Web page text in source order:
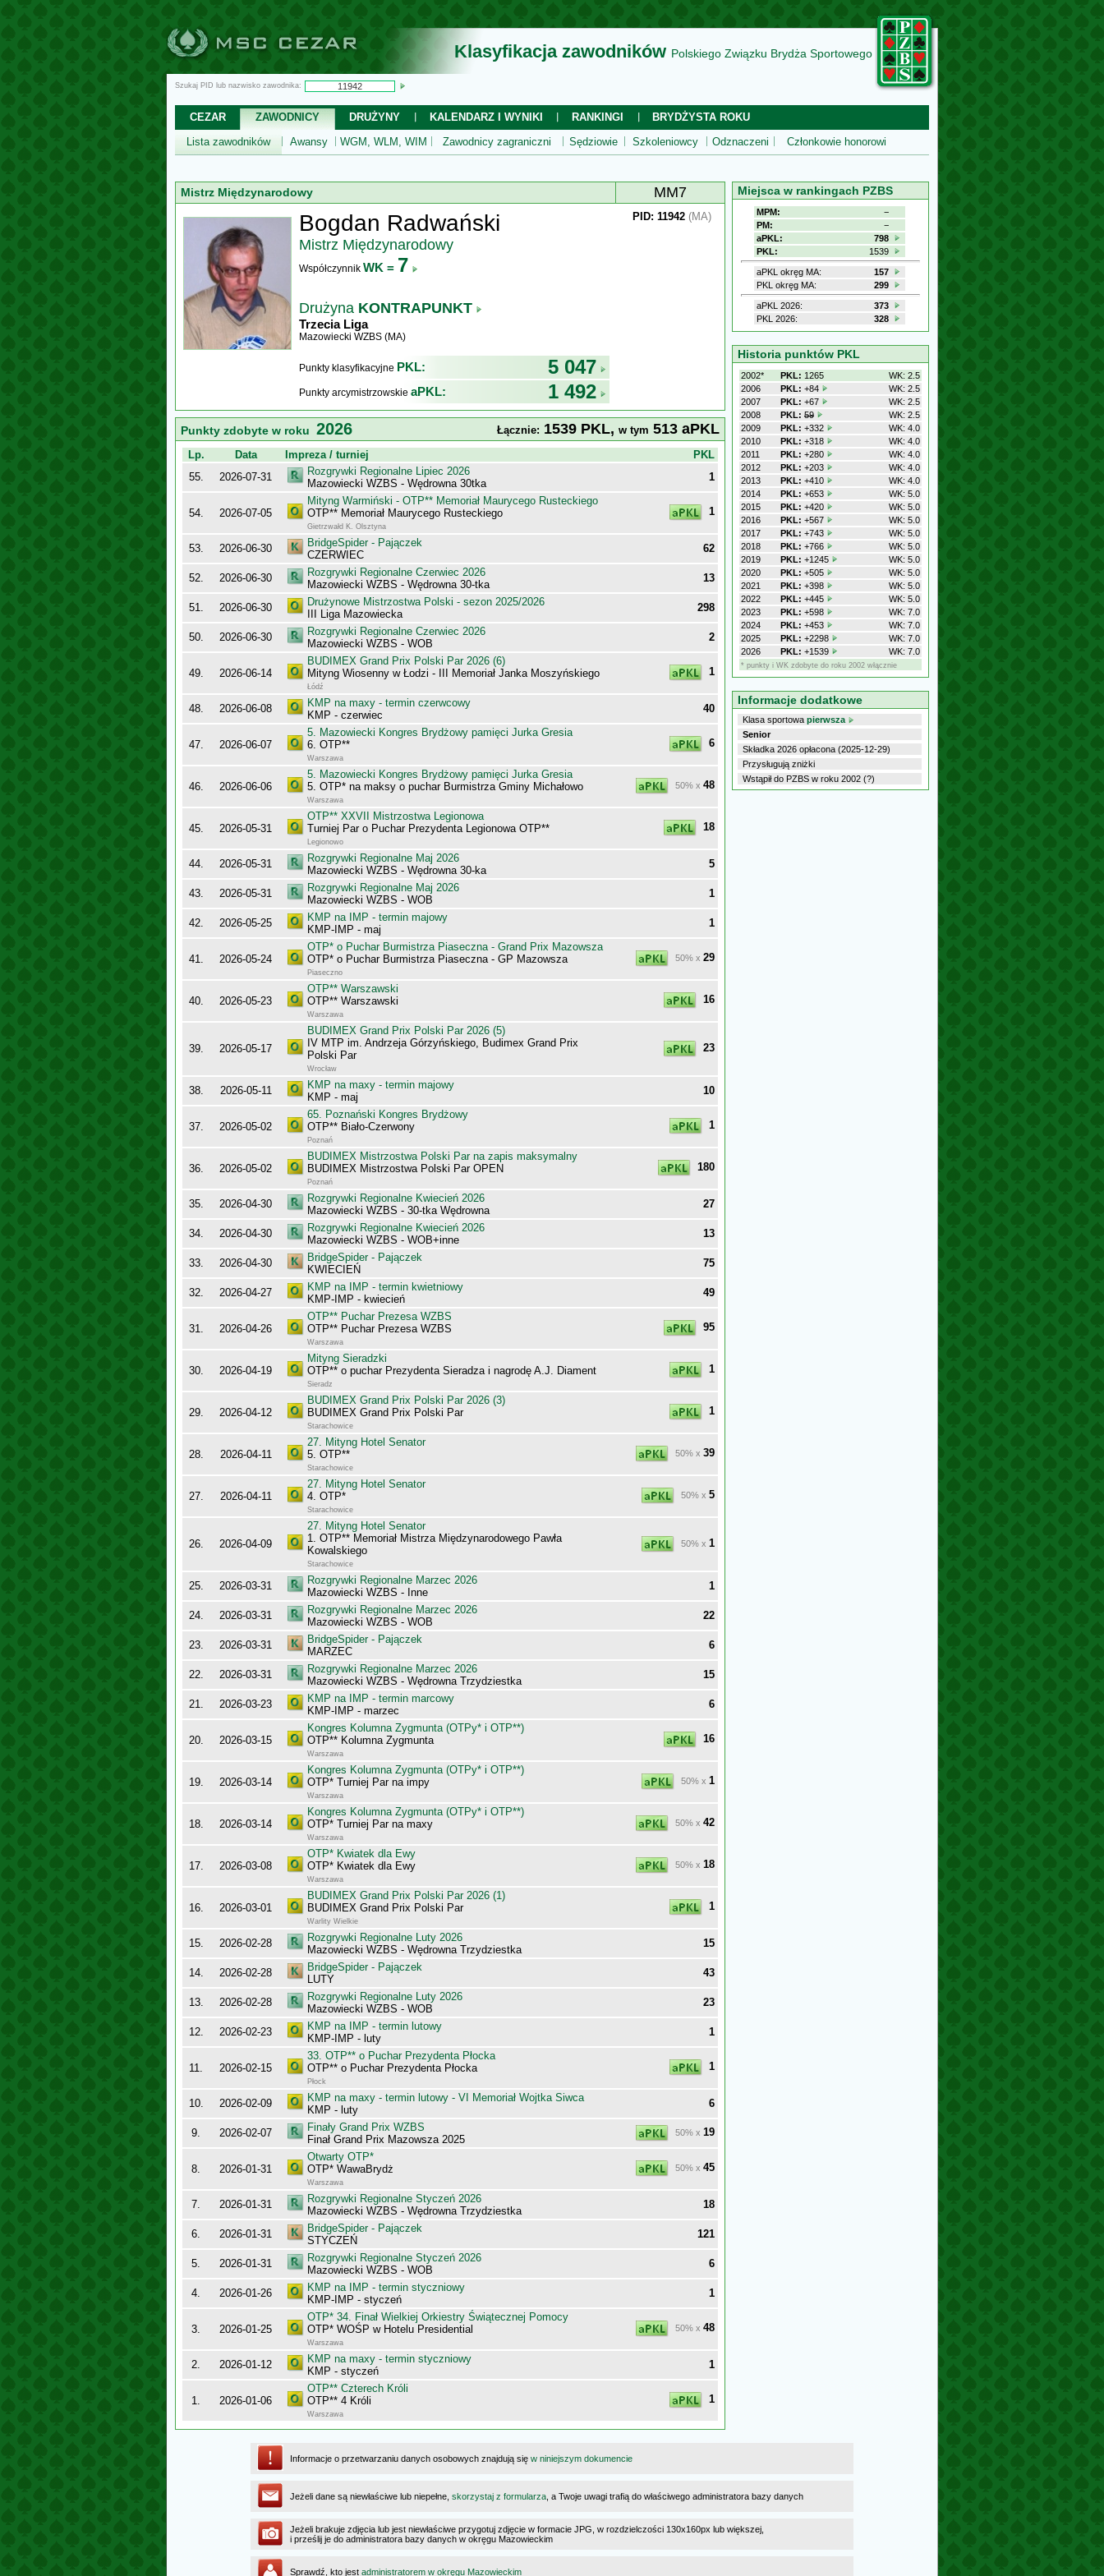
Klasyfikacja zawodników Polskiego Związku Brydża Sportowego
Szukaj PID lub nazwisko zawodnika:
CEZAR ZAWODNICY DRUŻYNY KALENDARZ I WYNIKI RANKINGI
BRYDŻYSTA ROKU
Lista zawodników
Awansy WGM, WLM, WIM Zawodnicy zagraniczni Sędziowie Szkoleniowcy Odznaczeni Członkowie honorowi
Mistrz Międzynarodowy MM7
Bogdan Radwański
Mistrz Międzynarodowy
Współczynnik WK = 7
Drużyna KONTRAPUNKT
Trzecia Liga
Mazowiecki WZBS (MA)
Punkty klasyfikacyjne PKL: 5 047
Punkty arcymistrzowskie aPKL: 1 492
PID: 11942 (MA)
Punkty zdobyte w roku 2026 Łącznie: 1539 PKL, w tym 513 aPKL
Lp. Data Impreza / turniej
PKL
55.
2026-07-31
Rozgrywki Regionalne Lipiec 2026
Mazowiecki WZBS - Wędrowna 30tka
1
54. 2026-07-05
Mityng Warmiński - OTP** Memoriał Maurycego Rusteckiego
OTP** Memoriał Maurycego Rusteckiego
Gietrzwałd K. Olsztyna
1
53. 2026-06-30
BridgeSpider - Pajączek
CZERWIEC
62
52. 2026-06-30
Rozgrywki Regionalne Czerwiec 2026
Mazowiecki WZBS - Wędrowna 30-tka
13
51. 2026-06-30
Drużynowe Mistrzostwa Polski - sezon 2025/2026
III Liga Mazowiecka
298
50. 2026-06-30
Rozgrywki Regionalne Czerwiec 2026
Mazowiecki WZBS - WOB
2
49. 2026-06-14
BUDIMEX Grand Prix Polski Par 2026 (6)
Mityng Wiosenny w Łodzi - III Memoriał Janka Moszyńskiego
Łódź
1
48. 2026-06-08
KMP na maxy - termin czerwcowy
KMP - czerwiec
40
47. 2026-06-07
5. Mazowiecki Kongres Brydżowy pamięci Jurka Gresia
6. OTP**
Warszawa
6
46. 2026-06-06
5. Mazowiecki Kongres Brydżowy pamięci Jurka Gresia
5. OTP* na maksy o puchar Burmistrza Gminy Michałowo
Warszawa
50% x 48
45. 2026-05-31
OTP** XXVII Mistrzostwa Legionowa
Turniej Par o Puchar Prezydenta Legionowa OTP**
Legionowo
18
44. 2026-05-31
Rozgrywki Regionalne Maj 2026
Mazowiecki WZBS - Wędrowna 30-ka
5
43. 2026-05-31
Rozgrywki Regionalne Maj 2026
Mazowiecki WZBS - WOB
1
42. 2026-05-25
KMP na IMP - termin majowy
KMP-IMP - maj
1
41. 2026-05-24
OTP* o Puchar Burmistrza Piaseczna - Grand Prix Mazowsza
OTP* o Puchar Burmistrza Piaseczna - GP Mazowsza
Piaseczno
50% x 29
40. 2026-05-23
OTP** Warszawski
OTP** Warszawski
Warszawa
16
39. 2026-05-17
BUDIMEX Grand Prix Polski Par 2026 (5)
IV MTP im. Andrzeja Górzyńskiego, Budimex Grand Prix
Polski Par
Wrocław
23
38. 2026-05-11
KMP na maxy - termin majowy
KMP - maj
10
37. 2026-05-02
65. Poznański Kongres Brydżowy
OTP** Biało-Czerwony
Poznań
1
36. 2026-05-02
BUDIMEX Mistrzostwa Polski Par na zapis maksymalny
BUDIMEX Mistrzostwa Polski Par OPEN
Poznań
180
35. 2026-04-30
Rozgrywki Regionalne Kwiecień 2026
Mazowiecki WZBS - 30-tka Wędrowna
27
34. 2026-04-30
Rozgrywki Regionalne Kwiecień 2026
Mazowiecki WZBS - WOB+inne
13
33. 2026-04-30
BridgeSpider - Pajączek
KWIECIEŃ
75
32. 2026-04-27
KMP na IMP - termin kwietniowy
KMP-IMP - kwiecień
49
31. 2026-04-26
OTP** Puchar Prezesa WZBS
OTP** Puchar Prezesa WZBS
Warszawa
95
30. 2026-04-19
Mityng Sieradzki
OTP** o puchar Prezydenta Sieradza i nagrodę A.J. Diament
Sieradz
1
29. 2026-04-12
BUDIMEX Grand Prix Polski Par 2026 (3)
BUDIMEX Grand Prix Polski Par
Starachowice
1
28. 2026-04-11
27. Mityng Hotel Senator
5. OTP**
Starachowice
50% x 39
27. 2026-04-11
27. Mityng Hotel Senator
4. OTP*
Starachowice
50% x 5
26. 2026-04-09
27. Mityng Hotel Senator
1. OTP** Memoriał Mistrza Międzynarodowego Pawła
Kowalskiego
Starachowice
50% x 1
25. 2026-03-31
Rozgrywki Regionalne Marzec 2026
Mazowiecki WZBS - Inne
1
24. 2026-03-31
Rozgrywki Regionalne Marzec 2026
Mazowiecki WZBS - WOB
22
23. 2026-03-31
BridgeSpider - Pajączek
MARZEC
6
22. 2026-03-31
Rozgrywki Regionalne Marzec 2026
Mazowiecki WZBS - Wędrowna Trzydziestka
15
21. 2026-03-23
KMP na IMP - termin marcowy
KMP-IMP - marzec
6
20. 2026-03-15
Kongres Kolumna Zygmunta (OTPy* i OTP**)
OTP** Kolumna Zygmunta
Warszawa
16
19. 2026-03-14
Kongres Kolumna Zygmunta (OTPy* i OTP**)
OTP* Turniej Par na impy
Warszawa
50% x 1
18. 2026-03-14
Kongres Kolumna Zygmunta (OTPy* i OTP**)
OTP* Turniej Par na maxy
Warszawa
50% x 42
17. 2026-03-08
OTP* Kwiatek dla Ewy
OTP* Kwiatek dla Ewy
Warszawa
50% x 18
16. 2026-03-01
BUDIMEX Grand Prix Polski Par 2026 (1)
BUDIMEX Grand Prix Polski Par
Warlity Wielkie
1
15. 2026-02-28
Rozgrywki Regionalne Luty 2026
Mazowiecki WZBS - Wędrowna Trzydziestka
15
14. 2026-02-28
BridgeSpider - Pajączek
LUTY
43
13. 2026-02-28
Rozgrywki Regionalne Luty 2026
Mazowiecki WZBS - WOB
23
12. 2026-02-23
KMP na IMP - termin lutowy
KMP-IMP - luty
1
11. 2026-02-15
33. OTP** o Puchar Prezydenta Płocka
OTP** o Puchar Prezydenta Płocka
Płock
1
10. 2026-02-09
KMP na maxy - termin lutowy - VI Memoriał Wojtka Siwca
KMP - luty
6
9. 2026-02-07
Finały Grand Prix WZBS
Finał Grand Prix Mazowsza 2025
50% x 19
8. 2026-01-31
Otwarty OTP*
OTP* WawaBrydż
Warszawa
50% x 45
7. 2026-01-31
Rozgrywki Regionalne Styczeń 2026
Mazowiecki WZBS - Wędrowna Trzydziestka
18
6. 2026-01-31
BridgeSpider - Pajączek
STYCZEŃ
121
5. 2026-01-31
Rozgrywki Regionalne Styczeń 2026
Mazowiecki WZBS - WOB
6
4. 2026-01-26
KMP na IMP - termin styczniowy
KMP-IMP - styczeń
1
3. 2026-01-25
OTP* 34. Finał Wielkiej Orkiestry Świątecznej Pomocy
OTP* WOŚP w Hotelu Presidential
Warszawa
50% x 48
2. 2026-01-12
KMP na maxy - termin styczniowy
KMP - styczeń
1
1. 2026-01-06
OTP** Czterech Króli
OTP** 4 Króli
Warszawa
1
Miejsca w rankingach PZBS
MPM:
−
PM:
−
aPKL:
798
PKL:
1539
aPKL okręg MA:
157
PKL okręg MA:
299
aPKL 2026:
373
PKL 2026:
328
Historia punktów PKL
2002* PKL: 1265
WK: 2.5
2006
PKL: +84
WK: 2.5
2007
PKL: +67
WK: 2.5
2008
PKL: 59
WK: 2.5
2009
PKL: +332
WK: 4.0
2010
PKL: +318
WK: 4.0
2011
PKL: +280
WK: 4.0
2012
PKL: +203
WK: 4.0
2013
PKL: +410
WK: 4.0
2014
PKL: +653
WK: 5.0
2015
PKL: +420
WK: 5.0
2016
PKL: +567
WK: 5.0
2017
PKL: +743
WK: 5.0
2018
PKL: +766
WK: 5.0
2019
PKL: +1245
WK: 5.0
2020
PKL: +505
WK: 5.0
2021
PKL: +398
WK: 5.0
2022
PKL: +445
WK: 5.0
2023
PKL: +598
WK: 7.0
2024
PKL: +453
WK: 7.0
2025
PKL: +2298
WK: 7.0
2026
PKL: +1539 WK: 7.0
* punkty i WK zdobyte do roku 2002 włącznie
Informacje dodatkowe
Klasa sportowa pierwsza
Senior
Składka 2026 opłacona (2025-12-29)
Przysługują zniżki
Wstąpił do PZBS w roku 2002 (?)
Informacje o przetwarzaniu danych osobowych znajdują się w niniejszym dokumencie
Jeżeli dane są niewłaściwe lub niepełne, skorzystaj z formularza , a Twoje uwagi trafią do właściwego administratora bazy danych
Jeżeli brakuje zdjęcia lub jest niewłaściwe przygotuj zdjęcie w formacie JPG, w rozdzielczości 130x160px lub większej,
i prześlij je do administratora bazy danych w okręgu Mazowieckim
Sprawdź, kto jest administratorem w okręgu Mazowieckim